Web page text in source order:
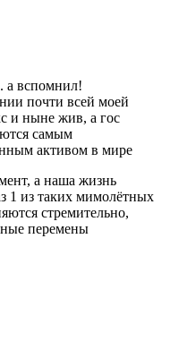
а вспомнил!
почти всей моей
ныне жив, а гос
самым
активом в мире
а наша жизнь
1 из таких мимолётных
стремительно,
перемены